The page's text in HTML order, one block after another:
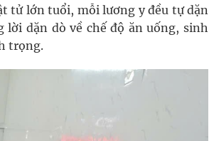
tử lớn tuổi, mỗi lương y đều tự dặn
dặn dò về chế độ ăn uống, sinh
trọng.